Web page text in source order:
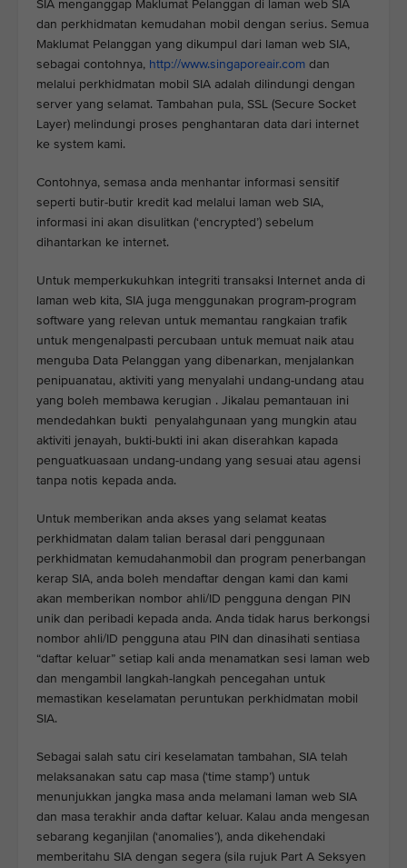
SIA menganggap Maklumat Pelanggan di laman web SIA
dan perkhidmatan kemudahan mobil dengan serius. Semua
Maklumat Pelanggan yang dikumpul dari laman web SIA,
sebagai contohnya, http://www.singaporeair.com dan
melalui perkhidmatan mobil SIA adalah dilindungi dengan
server yang selamat. Tambahan pula, SSL (Secure Socket
Layer) melindungi proses penghantaran data dari internet
ke system kami.
Contohnya, semasa anda menhantar informasi sensitif
seperti butir-butir kredit kad melalui laman web SIA,
informasi ini akan disulitkan (‘encrypted’) sebelum
dihantarkan ke internet.
Untuk memperkukuhkan integriti transaksi Internet anda di
laman web kita, SIA juga menggunakan program-program
software yang relevan untuk memantau rangkaian trafik
untuk mengenalpasti percubaan untuk memuat naik atau
menguba Data Pelanggan yang dibenarkan, menjalankan
penipuanatau, aktiviti yang menyalahi undang-undang atau
yang boleh membawa kerugian . Jikalau pemantauan ini
mendedahkan bukti penyalahgunaan yang mungkin atau
aktiviti jenayah, bukti-bukti ini akan diserahkan kapada
penguatkuasaan undang-undang yang sesuai atau agensi
tanpa notis kepada anda.
Untuk memberikan anda akses yang selamat keatas
perkhidmatan dalam talian berasal dari penggunaan
perkhidmatan kemudahanmobil dan program penerbangan
kerap SIA, anda boleh mendaftar dengan kami dan kami
akan memberikan nombor ahli/ID pengguna dengan PIN
unik dan peribadi kepada anda. Anda tidak harus berkongsi
nombor ahli/ID pengguna atau PIN dan dinasihati sentiasa
“daftar keluar” setiap kali anda menamatkan sesi laman web
dan mengambil langkah-langkah pencegahan untuk
memastikan keselamatan peruntukan perkhidmatan mobil
SIA.
Sebagai salah satu ciri keselamatan tambahan, SIA telah
melaksanakan satu cap masa (‘time stamp’) untuk
menunjukkan jangka masa anda melamani laman web SIA
dan masa terakhir anda daftar keluar. Kalau anda mengesan
sebarang keganjilan (‘anomalies’), anda dikehendaki
memberitahu SIA dengan segera (sila rujuk Part A Seksyen